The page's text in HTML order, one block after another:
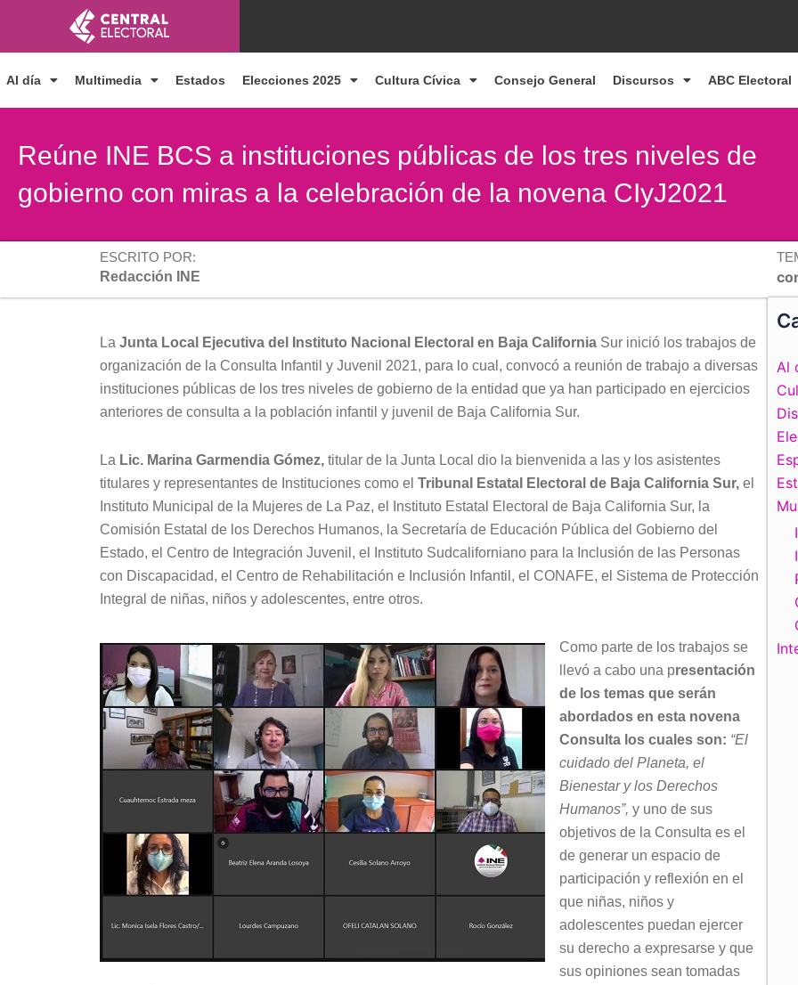
contenido
Al día Multimedia Estados Elecciones 2025 Cultura Cívica Consejo General Discursos ABC Electoral
Reúne INE BCS a instituciones públicas de los tres niveles de
gobierno con miras a la celebración de la novena CIyJ2021
ESCRITO POR:
Redacción INE
La Junta Local Ejecutiva del Instituto Nacional Electoral en Baja California Sur inició los trabajos de
organización de la Consulta Infantil y Juvenil 2021, para lo cual, convocó a reunión de trabajo a diversas
instituciones públicas de los tres niveles de gobierno de la entidad que ya han participado en ejercicios
anteriores de consulta a la población infantil y juvenil de Baja California Sur.
La Lic. Marina Garmendia Gómez, titular de la Junta Local dio la bienvenida a las y los asistentes
titulares y representantes de Instituciones como el Tribunal Estatal Electoral de Baja California Sur, el
Instituto Municipal de la Mujeres de La Paz, el Instituto Estatal Electoral de Baja California Sur, la
Comisión Estatal de los Derechos Humanos, la Secretaría de Educación Pública del Gobierno del
Estado, el Centro de Integración Juvenil, el Instituto Sudcaliforniano para la Inclusión de las Personas
con Discapacidad, el Centro de Rehabilitación e Inclusión Infantil, el CONAFE, el Sistema de Protección
Integral de niñas, niños y adolescentes, entre otros.
Como parte de los trabajos se
llevó a cabo una presentación
de los temas que serán
abordados en esta novena
Consulta los cuales son: “El
cuidado del Planeta, el
Bienestar y los Derechos
Humanos”, y uno de sus
objetivos de la Consulta es el
de generar un espacio de
participación y reflexión en el
que niñas, niños y
adolescentes puedan ejercer
su derecho a expresarse y que
sus opiniones sean tomadas
Al